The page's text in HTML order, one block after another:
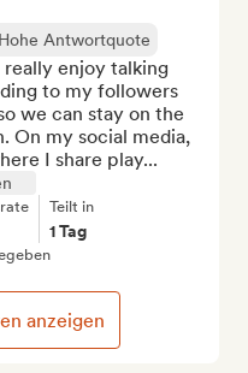
Hohe Antwortquote
enjoy talking
to my followers
we can stay on the
On my social media,
I share play...
Teilt in
1 Tag
anzeigen